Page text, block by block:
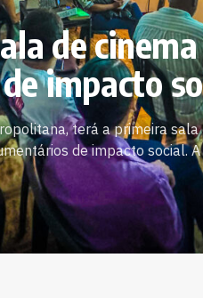
de
impacto
terá a primeira
de impacto social.